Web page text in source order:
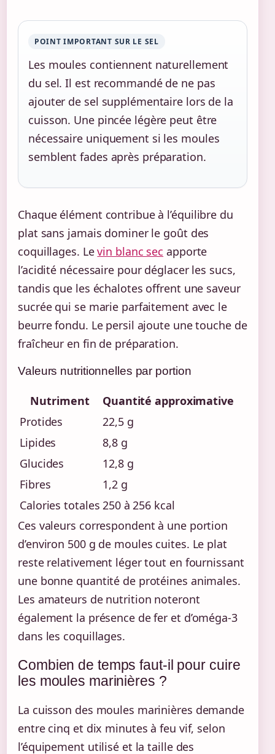
POINT IMPORTANT SUR LE SEL
Les moules contiennent naturellement
du sel. Il est recommandé de ne pas
ajouter de sel supplémentaire lors de la
cuisson. Une pincée légère peut être
nécessaire uniquement si les moules
semblent fades après préparation.
Chaque élément contribue à l’équilibre du
plat sans jamais dominer le goût des
coquillages. Levin blanc sec apporte
l’acidité nécessaire pour déglacer les sucs,
tandis que les échalotes offrent une saveur
sucrée qui se marie parfaitement avec le
beurre fondu. Le persil ajoute une touche de
fraîcheur en fin de préparation.
Valeurs nutritionnelles par portion
Nutriment
Quantité approximative
Protides
22,5 g
Lipides
8,8 g
Glucides
12,8 g
Fibres
1,2 g
Calories totales 250 à 256 kcal
Ces valeurs correspondent à une portion
d’environ 500 g de moules cuites. Le plat
reste relativement léger tout en fournissant
une bonne quantité de protéines animales.
Les amateurs de nutrition noteront
également la présence de fer et d’oméga-3
dans les coquillages.
Combien de temps faut-il pour cuire
les moules marinières ?
La cuisson des moules marinières demande
entre cinq et dix minutes à feu vif, selon
l’équipement utilisé et la taille des